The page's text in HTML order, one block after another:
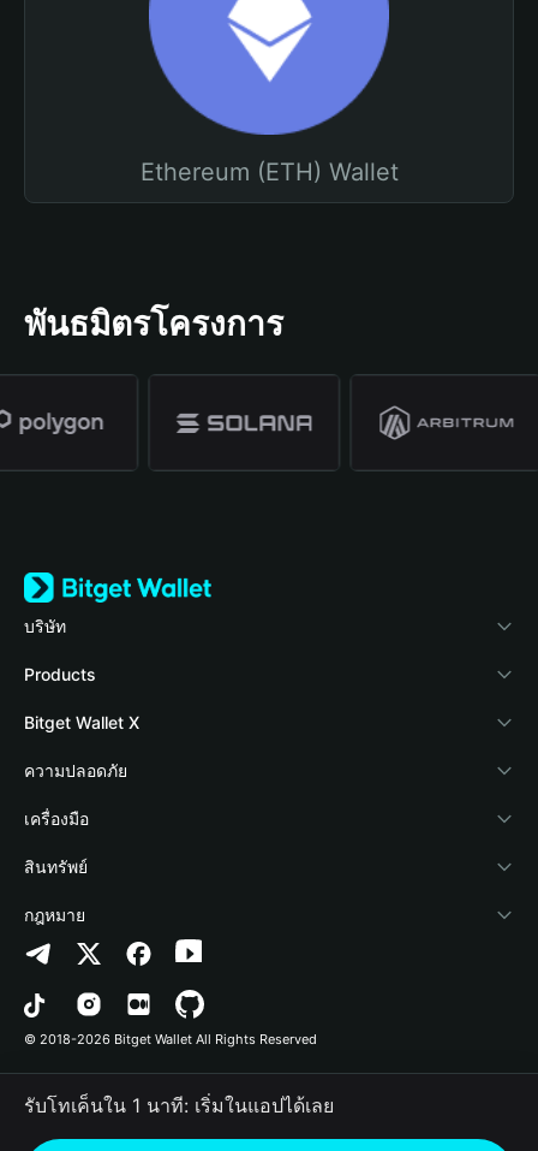
Ethereum (ETH) Wallet
พันธมิตรโครงการ
บริษัท
เกี่ยวกับ Bitget Wallet
Blog
Academy
ข่าวสารด้านคริปโต
ศูนย์ช่วยเหลือ
ติดต่อเรา
ทรัพยากรข้อมูลของแบรนด์
อาชีพ
Products
Crypto Card
Stablecoin Earn
Payfi Crypto
Crypto Swap API
Altcoin Season Index
Prediction Markets
DApp
RWA
Bitget Wallet X
นักพัฒนา
เชื่อมต่อ Wallet
Bitget Wallet Pay
ลิสต์โปรเจกต์
ความปลอดภัย
Protection Fund
เทคโนโลยีความปลอดภัย
เครื่องมือ
ซื้อคริปโต
การตรวจจับการอนุญาต
การตรวจจับสัญญา
การโอนเป็นชุด
สินทรัพย์
Arbitrum
Avalanche
Bitcoin
Polygon
กฎหมาย
นโยบายความเป็นส่วนตัว
ข้อตกลงในการใช้บริการ
© 2018-2026 Bitget Wallet All Rights Reserved
รับโทเค็นใน 1 นาที: เริ่มในแอปได้เลย